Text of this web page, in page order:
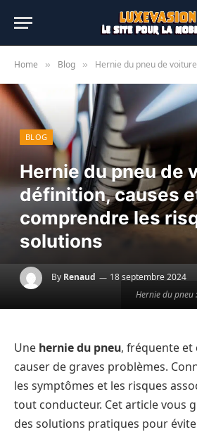
Home » Blog » Hernie du pneu de voiture : définition, causes et
Hernie du pneu
BLOG
Hernie du pneu de
définition, causes
comprendre les
solutions
By Renaud 18 septembre 2024
Une hernie du pneu, fréquente et
causer de graves problèmes.
les symptômes et les risques
tout conducteur. Cet article vous
des solutions pratiques pour